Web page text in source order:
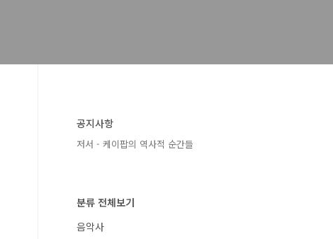
공지사항
저서 - 케이팝의 역사적 순간들
분류 전체보기
음악사